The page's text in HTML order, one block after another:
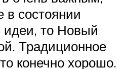
в состоянии
идеи, то Новый
Традиционное
конечно хорошо.